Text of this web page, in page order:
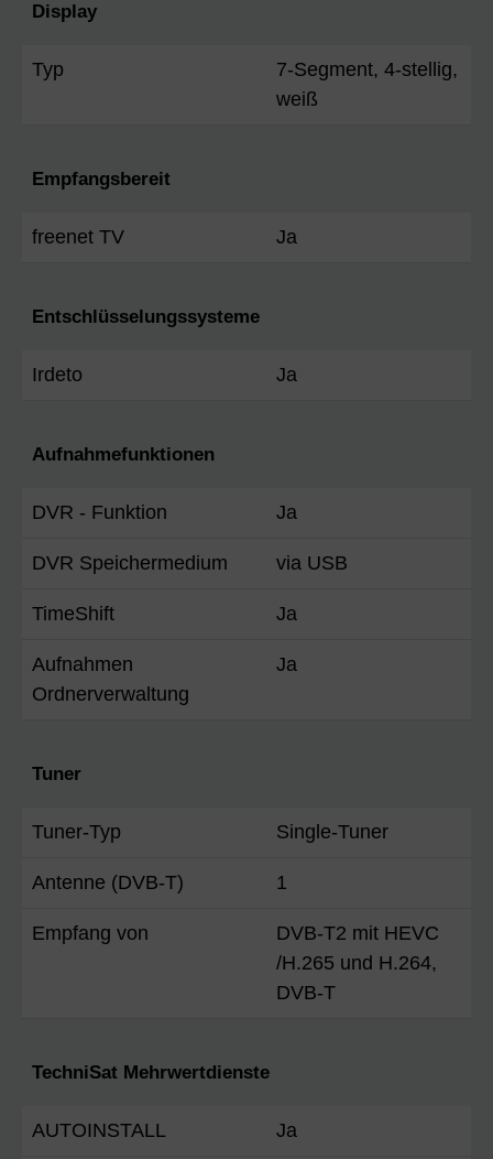
Display
Typ
7-Segment, 4-stellig,
weiß
Empfangsbereit
freenet TV Ja
Entschlüsselungssysteme
Irdeto Ja
Aufnahmefunktionen
DVR - Funktion Ja
DVR Speichermedium via USB
TimeShift Ja
Aufnahmen
Ordnerverwaltung
Ja
Tuner
Tuner-Typ Single-Tuner
Antenne (DVB-T) 1
Empfang von
DVB-T2 mit HEVC
/H.265 und H.264,
DVB-T
TechniSat Mehrwertdienste
AUTOINSTALL Ja